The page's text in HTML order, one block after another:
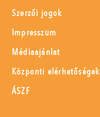
Szerzői jogok
Impresszum
Médiaajánlat
Központi elérhetőségek
ÁSZF